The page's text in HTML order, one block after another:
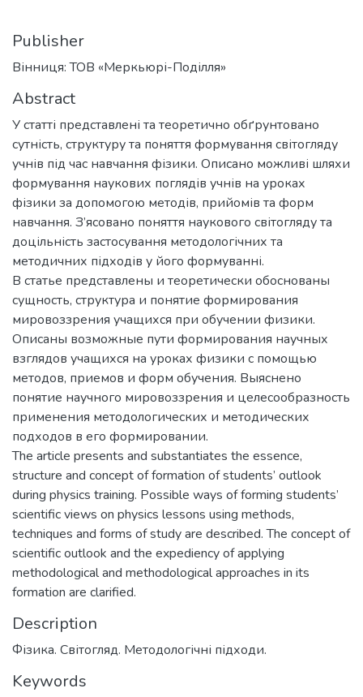
Publisher
Вінниця: ТОВ «Меркьюрі-Поділля»
Abstract
У статті представлені та теоретично обґрунтовано
сутність, структуру та поняття формування світогляду
учнів під час навчання фізики. Описано можливі шляхи
формування наукових поглядів учнів на уроках
фізики за допомогою методів, прийомів та форм
навчання. З’ясовано поняття наукового світогляду та
доцільність застосування методологічних та
методичних підходів у його формуванні.
В статье представлены и теоретически обоснованы
сущность, структура и понятие формирования
мировоззрения учащихся при обучении физики.
Описаны возможные пути формирования научных
взглядов учащихся на уроках физики с помощью
методов, приемов и форм обучения. Выяснено
понятие научного мировоззрения и целесообразность
применения методологических и методических
подходов в его формировании.
The article presents and substantiates the essence,
structure and concept of formation of students’ outlook
during physics training. Possible ways of forming students’
scientific views on physics lessons using methods,
techniques and forms of study are described. The concept of
scientific outlook and the expediency of applying
methodological and methodological approaches in its
formation are clarified.
Description
Фізика. Світогляд. Методологічні підходи.
Keywords